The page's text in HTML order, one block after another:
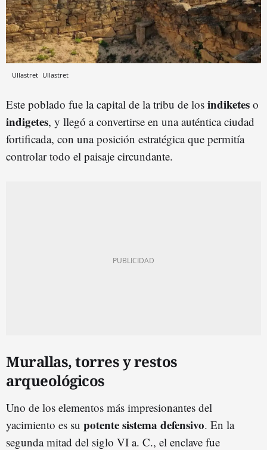
Ullastret Ullastret
Este poblado fue la capital de la tribu de los indiketes o
indigetes, y llegó a convertirse en una auténtica ciudad
fortificada, con una posición estratégica que permitía
controlar todo el paisaje circundante.
Murallas, torres y restos
arqueológicos
Uno de los elementos más impresionantes del
yacimiento es su potente sistema defensivo. En la
segunda mitad del siglo VI a. C., el enclave fue